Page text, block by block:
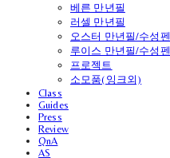
베른 만년필
러셀 만년필
오스터 만년필/수성펜
루이스 만년필/수성펜
프로젝트
소모품(잉크외)
Class
Guides
Press
Review
QnA
AS